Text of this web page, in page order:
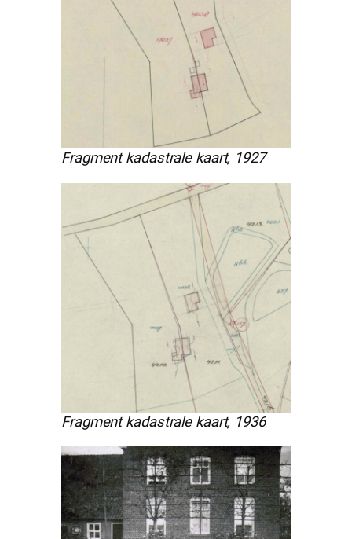
Fragment kadastrale kaart, 1927
Fragment kadastrale kaart, 1936